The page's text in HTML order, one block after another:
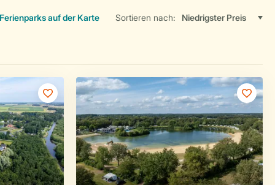
auf der Karte Sortieren nach: